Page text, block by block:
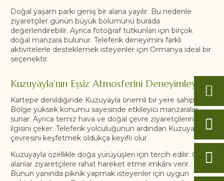
Doğal yaşam parkı geniş bir alana yayılır. Bu nedenle
ziyaretçiler günün büyük bölümünü burada
değerlendirebilir. Ayrıca fotoğraf tutkunları için birçok
doğal manzara bulunur. Teleferik deneyimini farklı
aktivitelerle desteklemek isteyenler için Ormanya ideal bir
seçenektir.
Kuzuyayla’nın Eşsiz Atmosferini Deneyimleyin
Kartepe denildiğinde Kuzuyayla önemli bir yere sahiptir.
Bölge yüksek konumu sayesinde etkileyici manzaralar
sunar. Ayrıca temiz hava ve doğal çevre ziyaretçilerin
ilgisini çeker. Teleferik yolculuğunun ardından Kuzuyayla
çevresini keşfetmek oldukça keyifli olur.
Kuzuyayla özellikle doğa yürüyüşleri için tercih edilir. Geniş
alanlar ziyaretçilere rahat hareket etme imkânı verir.
Bunun yanında piknik yapmak isteyenler için uygun